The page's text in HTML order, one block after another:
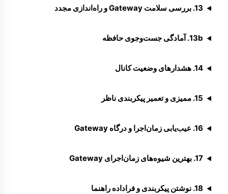
13. بررسی سلامت Gateway و راه‌اندازی مجدد
13b. آمادگی جست‌وجوی حافظه
14. هشدارهای وضعیت کانال
15. ممیزی و تعمیر پیکربندی ناظر
16. عیب‌یابی زمان‌اجرا و درگاه Gateway
17. بهترین شیوه‌های زمان‌اجرای Gateway
18. نوشتن پیکربندی و فراداده راهنما